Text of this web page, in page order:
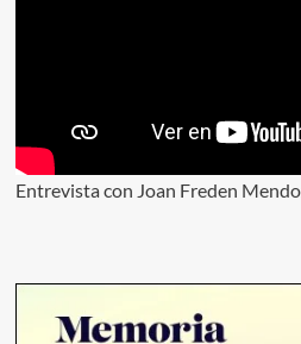
Entrevista con Joan Freden